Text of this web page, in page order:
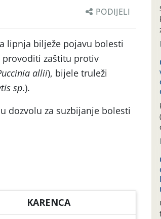
PODIJELI
lipnja bilježe pojavu bolesti
provoditi zaštitu protiv
allii), bijele truleži
sp.).
dozvolu za suzbijanje bolesti
KARENCA